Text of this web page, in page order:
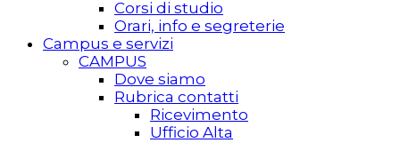
Corsi di studio
Orari, info e segreterie
Campus e servizi
CAMPUS
Dove siamo
Rubrica contatti
Ricevimento
Ufficio Alta